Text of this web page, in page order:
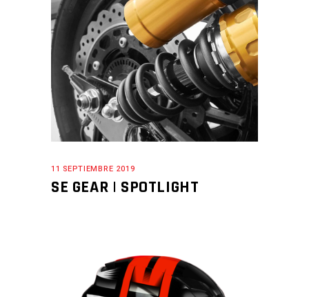
11 SEPTIEMBRE 2019
SE GEAR | SPOTLIGHT